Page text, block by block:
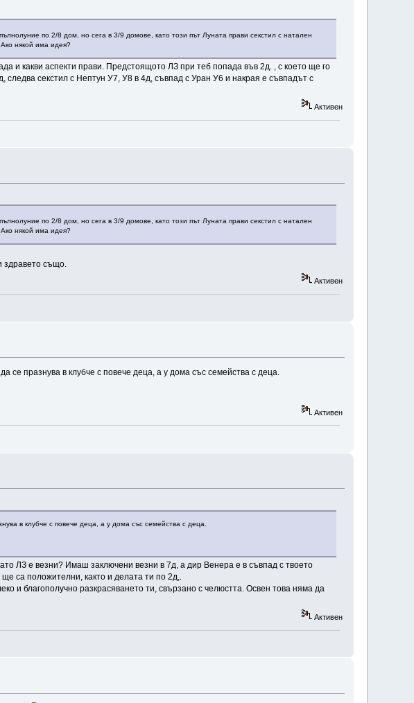
по 2/8 дом, но сега в 3/9 домове, като този път Луната прави секстил с натален
някой има идея?
и какви аспекти прави. Предстоящото ЛЗ при теб попада във 2д. , с което ще го
секстил с Нептун У7, У8 в 4д, съвпад с Уран У6 и накрая е съвпадът с
Активен
по 2/8 дом, но сега в 3/9 домове, като този път Луната прави секстил с натален
някой има идея?
здравето също.
Активен
празнува в клубче с повече деца, а у дома със семейства с деца.
Активен
в клубче с повече деца, а у дома със семейства с деца.
ЛЗ е везни? Имаш заключени везни в 7д, а дир Венера е в съвпад с твоето
са положителни, както и делата ти по 2д,.
и благополучно разкрасяването ти, свързано с челюстта. Освен това няма да
Активен